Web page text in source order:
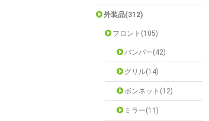
外装品(312)
フロント(105)
バンパー(42)
グリル(14)
ボンネット(12)
ミラー(11)